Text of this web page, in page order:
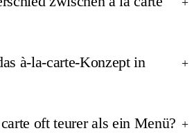
à-la-carte-Konzept in
+
oft teurer als ein Menü? +